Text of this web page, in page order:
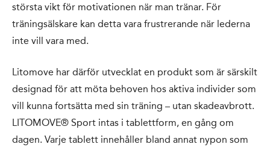
största vikt för motivationen när man tränar. För
träningsälskare kan detta vara frustrerande när lederna
inte vill vara med.
Litomove har därför utvecklat en produkt som är särskilt
designad för att möta behoven hos aktiva individer som
vill kunna fortsätta med sin träning – utan skadeavbrott.
LITOMOVE® Sport intas i tablettform, en gång om
dagen. Varje tablett innehåller bland annat nypon som